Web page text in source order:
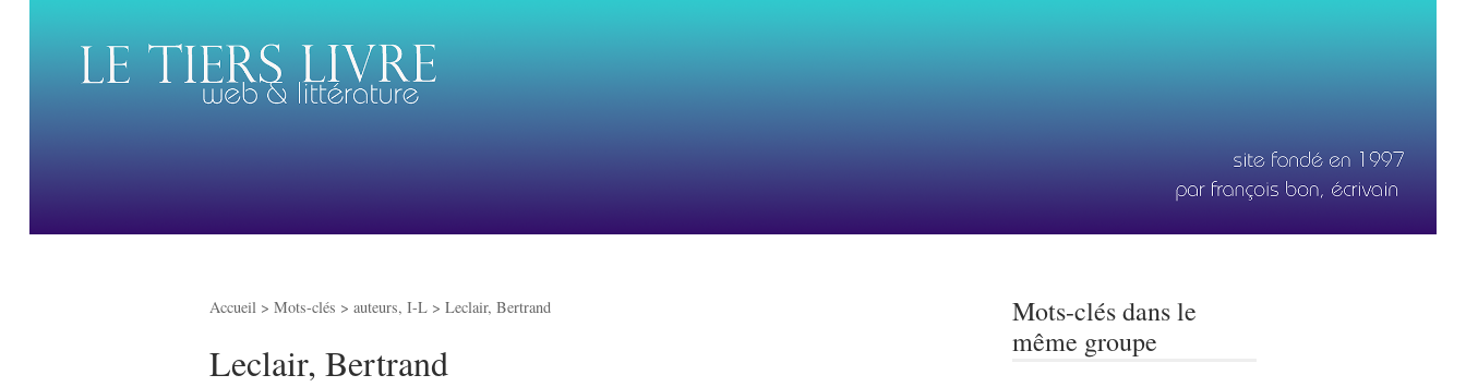
Accueil > Mots-clés > auteurs, I-L > Leclair, Bertrand
Leclair, Bertrand
Mots-clés dans le
même groupe